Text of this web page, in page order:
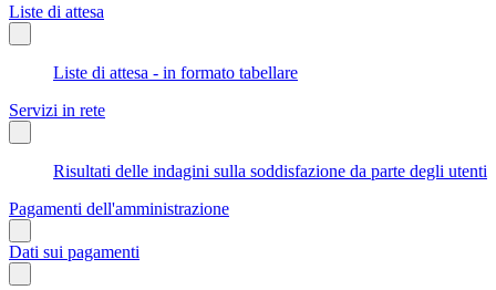
Liste di attesa
Liste di attesa - in formato tabellare
Servizi in rete
Risultati delle indagini sulla soddisfazione da parte degli utenti
Pagamenti dell'amministrazione
Dati sui pagamenti